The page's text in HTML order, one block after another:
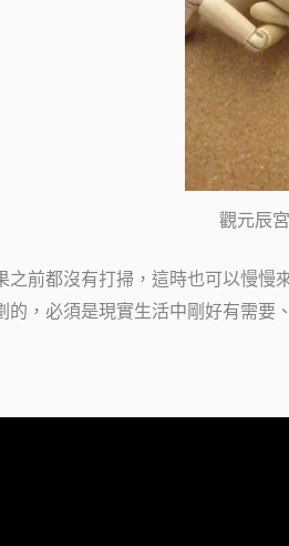
觀元辰
前都沒有打掃，這時也可以慢
，必須是現實生活中剛好有需